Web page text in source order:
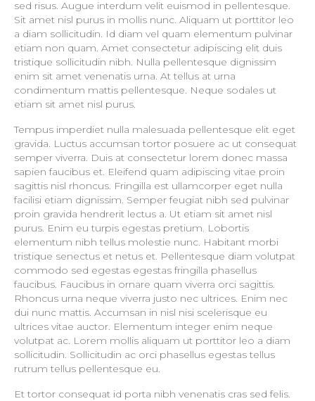
sed risus. Augue interdum velit euismod in pellentesque.
Sit amet nisl purus in mollis nunc. Aliquam ut porttitor leo
a diam sollicitudin. Id diam vel quam elementum pulvinar
etiam non quam. Amet consectetur adipiscing elit duis
tristique sollicitudin nibh. Nulla pellentesque dignissim
enim sit amet venenatis urna. At tellus at urna
condimentum mattis pellentesque. Neque sodales ut
etiam sit amet nisl purus.
Tempus imperdiet nulla malesuada pellentesque elit eget
gravida. Luctus accumsan tortor posuere ac ut consequat
semper viverra. Duis at consectetur lorem donec massa
sapien faucibus et. Eleifend quam adipiscing vitae proin
sagittis nisl rhoncus. Fringilla est ullamcorper eget nulla
facilisi etiam dignissim. Semper feugiat nibh sed pulvinar
proin gravida hendrerit lectus a. Ut etiam sit amet nisl
purus. Enim eu turpis egestas pretium. Lobortis
elementum nibh tellus molestie nunc. Habitant morbi
tristique senectus et netus et. Pellentesque diam volutpat
commodo sed egestas egestas fringilla phasellus
faucibus. Faucibus in ornare quam viverra orci sagittis.
Rhoncus urna neque viverra justo nec ultrices. Enim nec
dui nunc mattis. Accumsan in nisl nisi scelerisque eu
ultrices vitae auctor. Elementum integer enim neque
volutpat ac. Lorem mollis aliquam ut porttitor leo a diam
sollicitudin. Sollicitudin ac orci phasellus egestas tellus
rutrum tellus pellentesque eu.
Et tortor consequat id porta nibh venenatis cras sed felis.